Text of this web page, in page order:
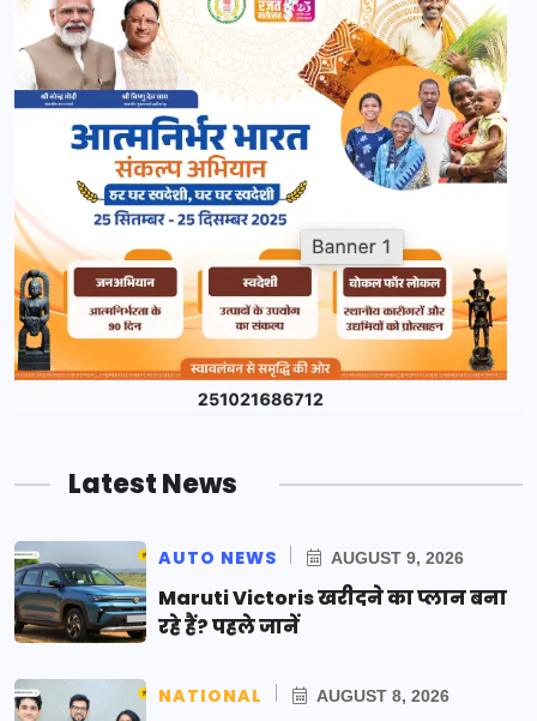
Latest News
AUTO NEWS AUGUST 9, 2026
Maruti Victoris खरीदने का प्लान बना
रहे हैं? पहले जानें
NATIONAL AUGUST 8, 2026